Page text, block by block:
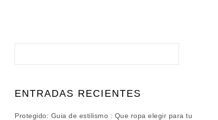
ENTRADAS RECIENTES
Protegido: Guia de estilismo : Que ropa elegir para tu